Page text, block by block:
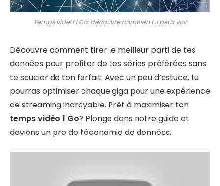
Temps vidéo 1 Go: découvre combien tu peux voir
Découvre comment tirer le meilleur parti de tes
données pour profiter de tes séries préférées sans
te soucier de ton forfait. Avec un peu d’astuce, tu
pourras optimiser chaque giga pour une expérience
de streaming incroyable. Prêt à maximiser ton
temps vidéo 1 Go? Plonge dans notre guide et
deviens un pro de l’économie de données.